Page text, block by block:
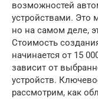
возможностей
устройствами. Это
но на самом деле,
Стоимость
начинается от 15
зависит от
устройств.
рассмотрим, как